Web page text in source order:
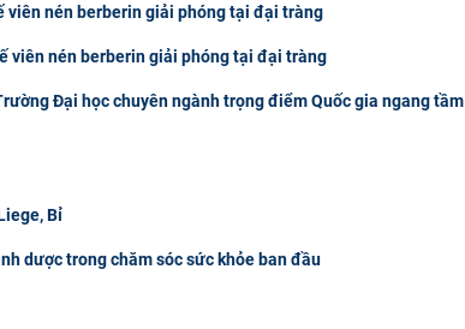
viên nén berberin giải phóng tại đại tràng
viên nén berberin giải phóng tại đại tràng
Đại học chuyên ngành trọng điểm Quốc gia ngang tầm
Bỉ
dược trong chăm sóc sức khỏe ban đầu